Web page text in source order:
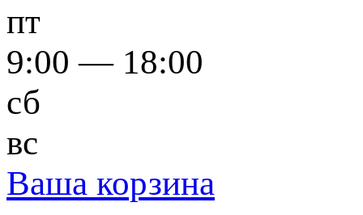
пт
9:00 — 18:00
сб
вс
Ваша корзина